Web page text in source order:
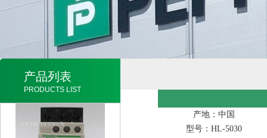
产品列表
PRODUCTS LIST
产地：中国
型号：HL-5030